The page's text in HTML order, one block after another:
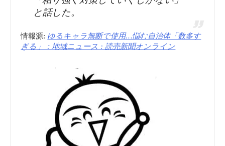
プ
ス
リ
プ
ロ
ェ
ト
と話した。
情報源: ゆるキャラ無断で使用…悩む自治体「数多す
ぎる」：地域ニュース : 読売新聞オンライン